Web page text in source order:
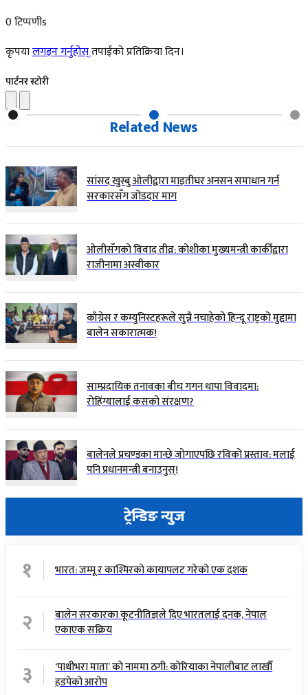
0 टिप्पणीs
कृपयालगइन गर्नुहोस्तपाईंको प्रतिक्रिया दिन।
पार्टनर स्टोरी
Related News
सांसद खुस्बु ओलीद्वारा माइतीघर अनसन समाधान गर्न
सरकारसँग जोडदार माग
ओलीसँगको विवाद तीव्र: कोशीका मुख्यमन्त्री कार्कीद्वारा
राजीनामा अस्वीकार
काँग्रेस र कम्युनिस्टहरूले सुन्नै नचाहेको हिन्दू राष्ट्रको मुद्दामा
बालेन सकारात्मक!
साम्प्रदायिक तनावका बीच गगन थापा विवादमा:
रोहिंग्यालाई कसको संरक्षण?
बालेनले प्रचण्डका मान्छे जोगाएपछि रविको प्रस्ताव: मलाई
पनि प्रधानमन्त्री बनाउनुस्!
ट्रेन्डिङ न्युज
१ भारत: जम्मू र काश्मिरको कायापलट गरेको एक दशक
२
बालेन सरकारका कूटनीतिज्ञले दिए भारतलाई दनक, नेपाल
एकाएक सक्रिय
३
‘पाथीभरा माता’ को नाममा ठगी: कोरियाका नेपालीबाट लाखौँ
हडपेको आरोप